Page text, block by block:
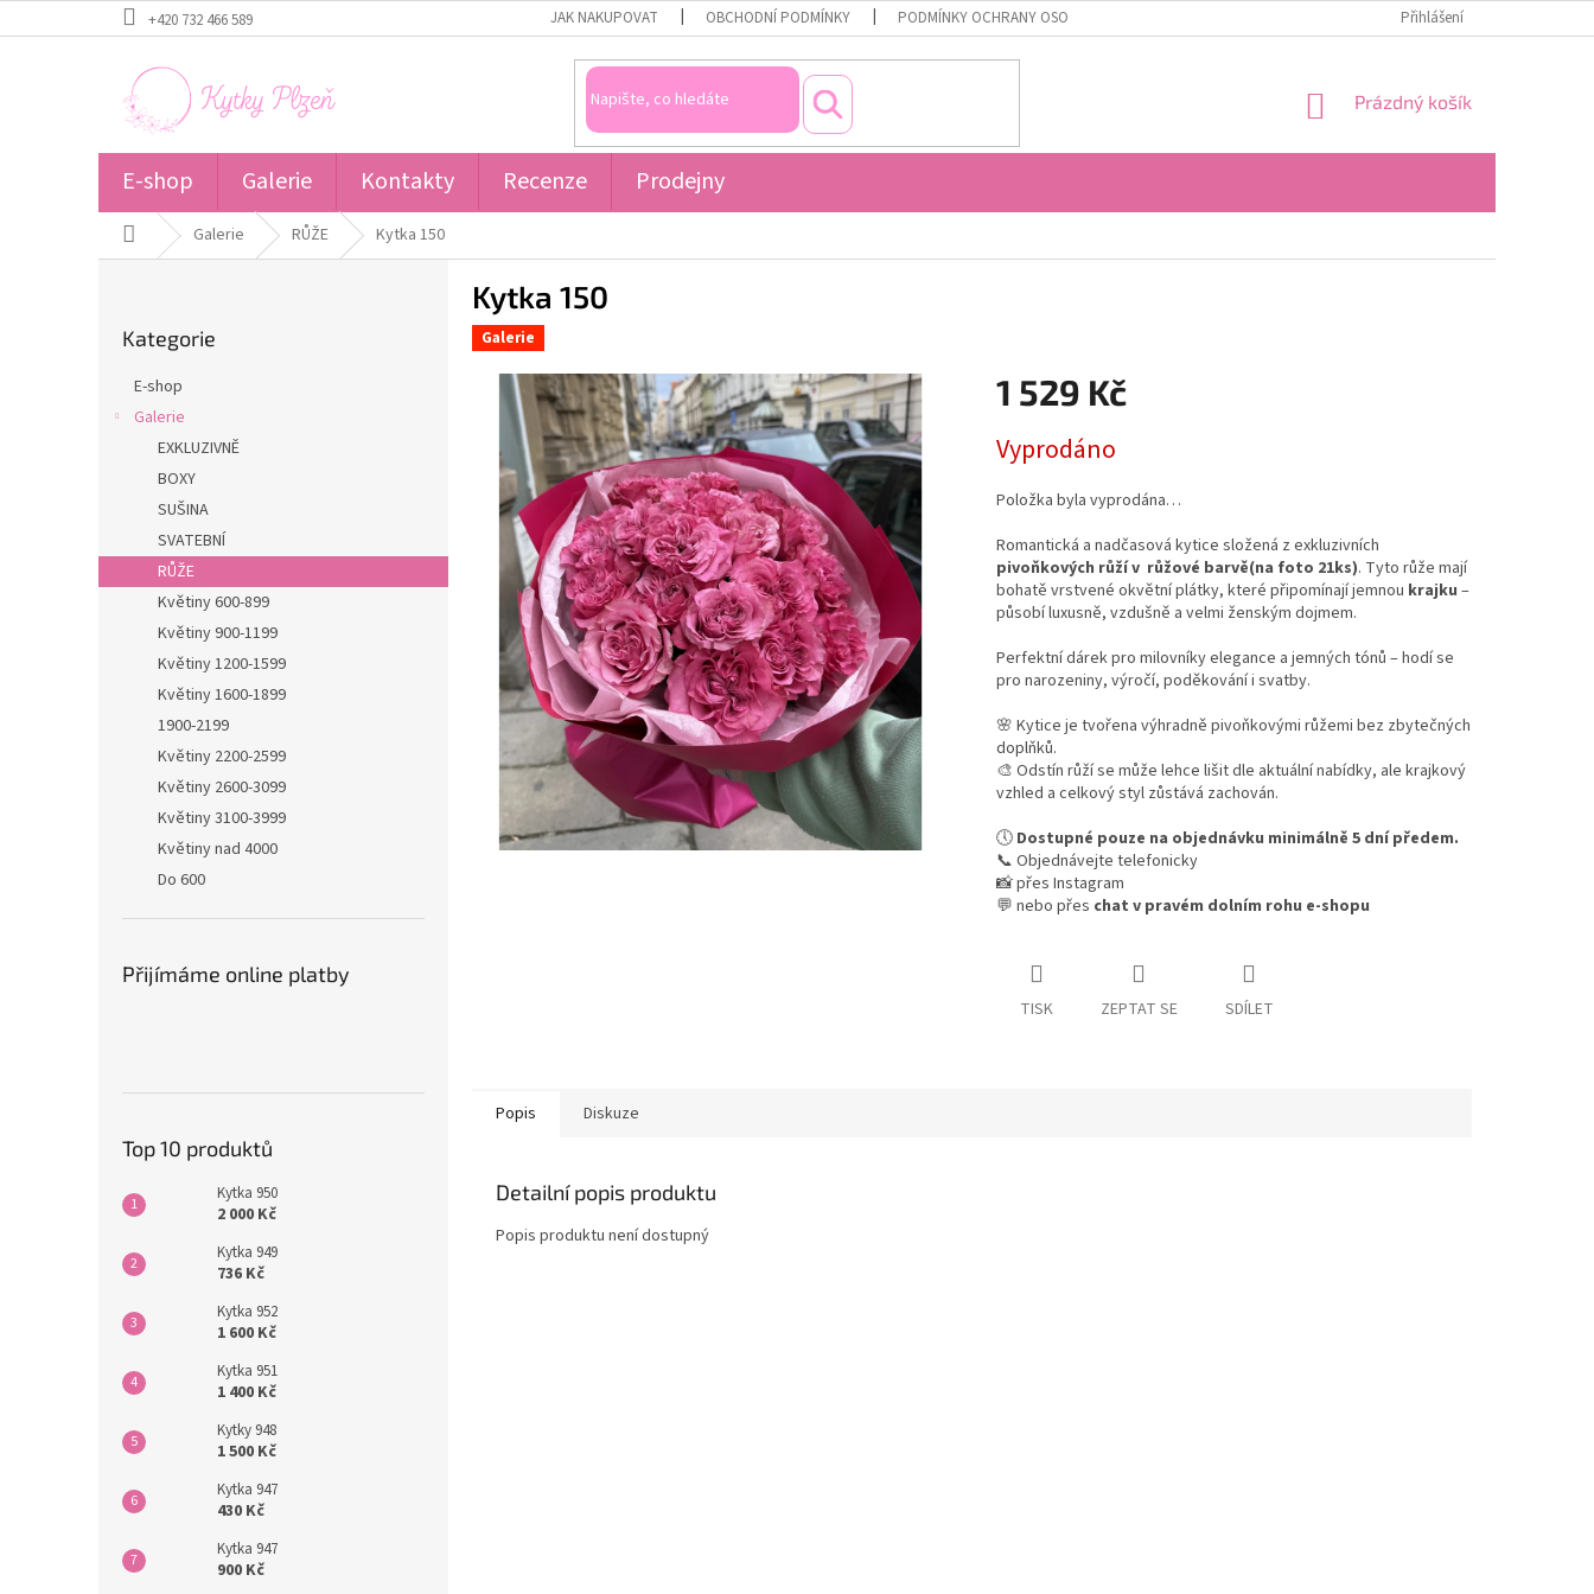
na
+420 732 466 589 JAK NAKUPOVAT OBCHODNÍ PODMÍNKY PODMÍNKY OCHRANY OSOBNÍCH ÚDAJŮ Přihlášení
NÁKUPNÍ
Prázdný košík
E-shop Galerie Kontakty Recenze Prodejny
Domů Galerie RŮŽE Kytka 150
n
e
kategorie
Kategorie
E-shop
Galerie
EXKLUZIVNĚ
BOXY
SUŠINA
SVATEBNÍ
RŮŽE
Květiny 600-899
Květiny 900-1199
Květiny 1200-1599
Květiny 1600-1899
1900-2199
Květiny 2200-2599
Květiny 2600-3099
Květiny 3100-3999
Květiny nad 4000
Do 600
Přijímáme online platby
Top 10 produktů
Kytka 950
2 000 Kč
Kytka 949
736 Kč
Kytka 952
1 600 Kč
Kytka 951
1 400 Kč
Kytky 948
1 500 Kč
Kytka 947
430 Kč
Kytka 947
900 Kč
Kytka 150
Galerie
1 529 Kč
cena:
Vyprodáno
Položka byla vyprodána…
Romantická a nadčasová kytice složená z exkluzivních
pivoňkových růží v růžové barvě(na foto 21ks). Tyto růže mají
bohatě vrstvené okvětní plátky, které připomínají jemnou krajku –
působí luxusně, vzdušně a velmi ženským dojmem.
Perfektní dárek pro milovníky elegance a jemných tónů – hodí se
pro narozeniny, výročí, poděkování i svatby.
🌸 Kytice je tvořena výhradně pivoňkovými růžemi bez zbytečných
doplňků.
🎨 Odstín růží se může lehce lišit dle aktuální nabídky, ale krajkový
vzhled a celkový styl zůstává zachován.
🕔 Dostupné pouze na objednávku minimálně 5 dní předem.
📞 Objednávejte telefonicky
📸 přes Instagram
💬 nebo přes chat v pravém dolním rohu e-shopu
TISK ZEPTAT SE SDÍLET
Popis Diskuze
Detailní popis produktu
Popis produktu není dostupný